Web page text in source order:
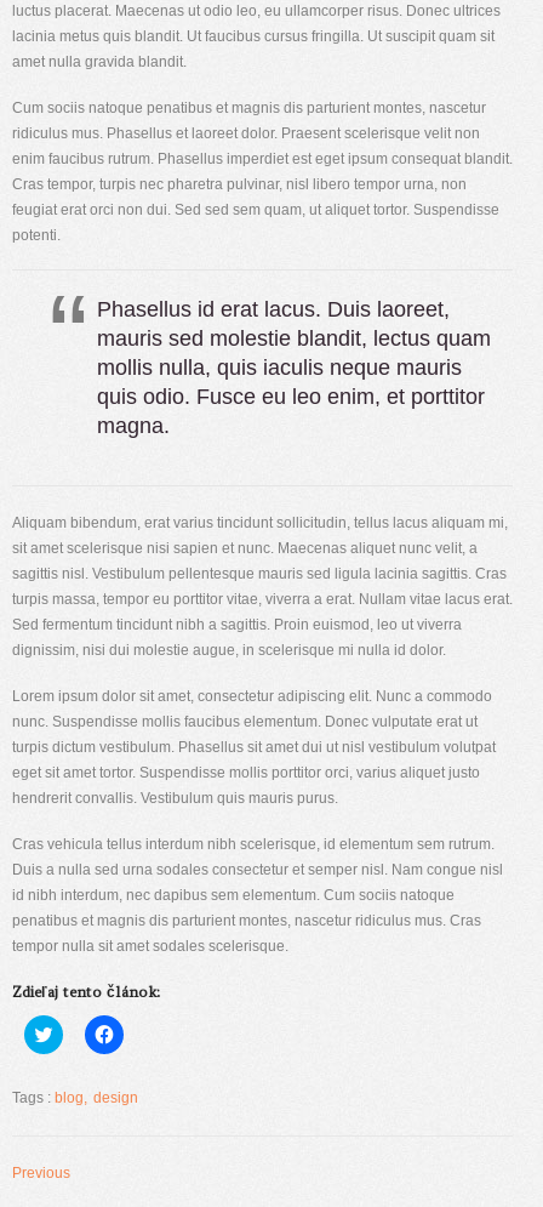
luctus placerat. Maecenas ut odio leo, eu ullamcorper risus. Donec ultrices
lacinia metus quis blandit. Ut faucibus cursus fringilla. Ut suscipit quam sit
amet nulla gravida blandit.
Cum sociis natoque penatibus et magnis dis parturient montes, nascetur
ridiculus mus. Phasellus et laoreet dolor. Praesent scelerisque velit non
enim faucibus rutrum. Phasellus imperdiet est eget ipsum consequat blandit.
Cras tempor, turpis nec pharetra pulvinar, nisl libero tempor urna, non
feugiat erat orci non dui. Sed sed sem quam, ut aliquet tortor. Suspendisse
potenti.
Phasellus id erat lacus. Duis laoreet,
mauris sed molestie blandit, lectus quam
mollis nulla, quis iaculis neque mauris
quis odio. Fusce eu leo enim, et porttitor
magna.
Aliquam bibendum, erat varius tincidunt sollicitudin, tellus lacus aliquam mi,
sit amet scelerisque nisi sapien et nunc. Maecenas aliquet nunc velit, a
sagittis nisl. Vestibulum pellentesque mauris sed ligula lacinia sagittis. Cras
turpis massa, tempor eu porttitor vitae, viverra a erat. Nullam vitae lacus erat.
Sed fermentum tincidunt nibh a sagittis. Proin euismod, leo ut viverra
dignissim, nisi dui molestie augue, in scelerisque mi nulla id dolor.
Lorem ipsum dolor sit amet, consectetur adipiscing elit. Nunc a commodo
nunc. Suspendisse mollis faucibus elementum. Donec vulputate erat ut
turpis dictum vestibulum. Phasellus sit amet dui ut nisl vestibulum volutpat
eget sit amet tortor. Suspendisse mollis porttitor orci, varius aliquet justo
hendrerit convallis. Vestibulum quis mauris purus.
Cras vehicula tellus interdum nibh scelerisque, id elementum sem rutrum.
Duis a nulla sed urna sodales consectetur et semper nisl. Nam congue nisl
id nibh interdum, nec dapibus sem elementum. Cum sociis natoque
penatibus et magnis dis parturient montes, nascetur ridiculus mus. Cras
tempor nulla sit amet sodales scelerisque.
Zdieľaj tento článok:
Kliknite
pre
službe
Twitter(Otvorí
okne)
Kliknite
pre
Facebooku(Otvorí
sa
Tags : blog design
Post
Previous